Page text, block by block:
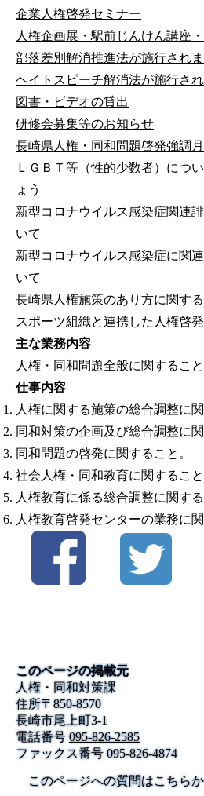
企業人権啓発セミナー
人権企画展・駅前じんけん講座
部落差別解消推進法が施行され
ヘイトスピーチ解消法が施行さ
図書・ビデオの貸出
研修会募集等のお知らせ
長崎県人権・同和問題啓発強調
ＬＧＢＴ等（性的少数者）につ
ょう
新型コロナウイルス感染症関連
いて
新型コロナウイルス感染症に関
いて
長崎県人権施策のあり方に関す
スポーツ組織と連携した人権啓
主な業務内容
人権・同和問題全般に関すること
仕事内容
人権に関する施策の総合調整に関
同和対策の企画及び総合調整に関
同和問題の啓発に関すること。
社会人権・同和教育に関すること
人権教育に係る総合調整に関する
人権教育啓発センターの業務に
このページの掲載元
人権・同和対策課
住所〒850-8570
長崎市尾上町3-1
電話番号 095-826-2585
ファックス番号095-826-4874
このページへの質問はこちら